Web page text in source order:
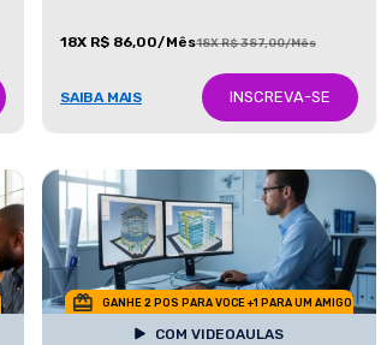
18X R$ 86,00/Mês18X R$ 387,00/Mês
SAIBA MAIS INSCREVA-SE
GANHE 2 POS PARA VOCE +1 PARA UM AMIGO
COM VIDEOAULAS